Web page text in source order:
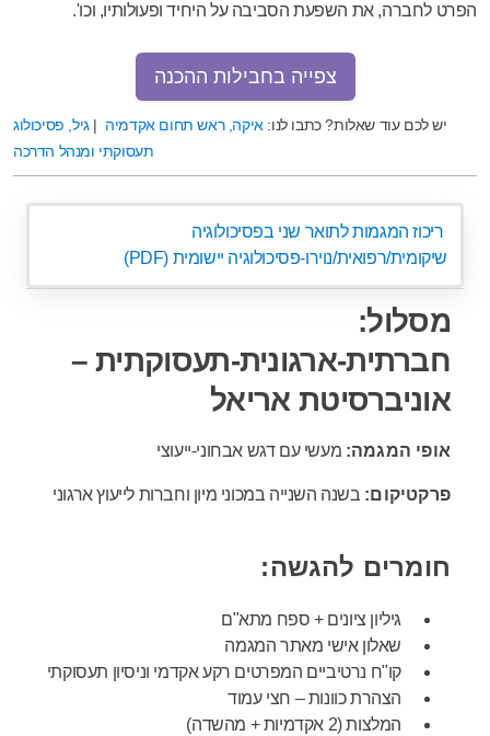
הפרט לחברה, את השפעת הסביבה על היחיד ופעולותיו, וכו'.
צפייה בחבילות ההכנה
יש לכם עוד שאלות? כתבו לנו: איקה, ראש תחום אקדמיה |גיל, פסיכולוג
תעסוקתי ומנהל הדרכה
ריכוז המגמות לתואר שני בפסיכולוגיה
שיקומית/רפואית/נוירו-פסיכולוגיה יישומית (PDF)
מסלול:
חברתית-ארגונית-תעסוקתית –
אוניברסיטת אריאל
אופי המגמה: מעשי עם דגש אבחוני-ייעוצי
פרקטיקום: בשנה השנייה במכוני מיון וחברות לייעוץ ארגוני
חומרים להגשה:
גיליון ציונים + ספח מתא"ם
שאלון אישי מאתר המגמה
קו"ח נרטיביים המפרטים רקע אקדמי וניסיון תעסוקתי
הצהרת כוונות – חצי עמוד
המלצות (2 אקדמיות + מהשדה)